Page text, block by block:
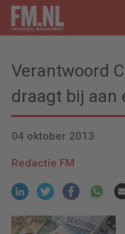
Verantwoord
draagt bij aan
04 oktober 2013
Redactie FM